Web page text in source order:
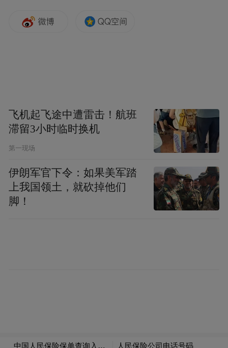
飞机起飞途中遭雷击！航班
滞留3小时临时换机
第一现场
伊朗军官下令：如果美军踏
上我国领土，就砍掉他们
脚！